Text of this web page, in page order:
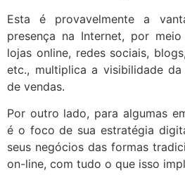
Esta é provavelmente a
presença na Internet, por
lojas online, redes sociais,
etc., multiplica a visibilidade
de vendas.
Por outro lado, para algumas
é o foco de sua estratégia
seus negócios das formas
on-line, com tudo o que isso